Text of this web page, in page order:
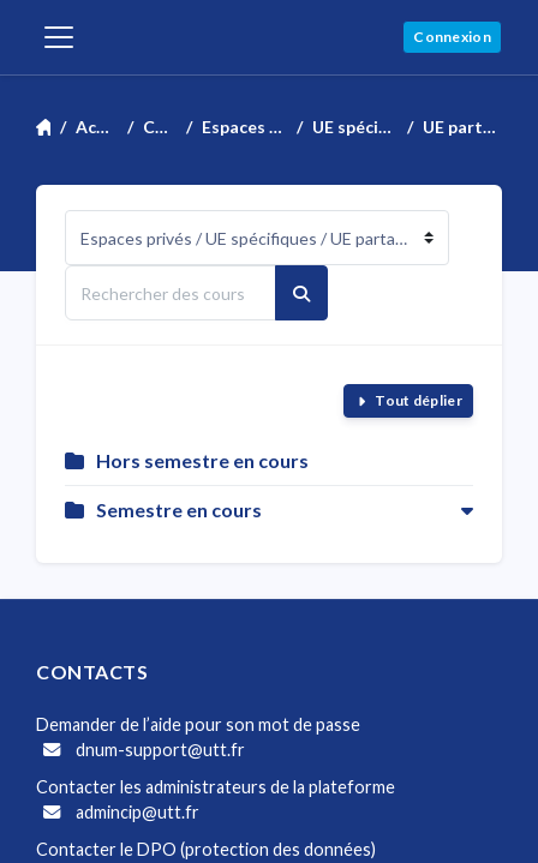
Connexion
Accueil Cours Espaces privés UE spécifiques UE partagées
Catégories de cours
Rechercher des cours
Tout déplier
Hors semestre en cours
Semestre en cours
CONTACTS
Demander de l’aide pour son mot de passe
dnum-support@utt.fr
Contacter les administrateurs de la plateforme
admincip@utt.fr
Contacter le DPO (protection des données)